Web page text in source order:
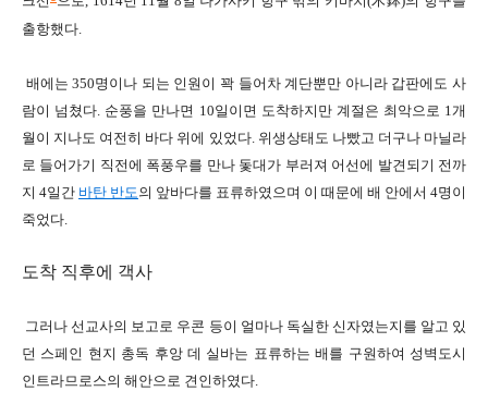
출항했다
배에는 350명이나 되는 인원이 꽉 들어차 계단뿐만 아니라 갑판에도 사
람이 넘쳤다 순풍을 만나면 10일이면 도착하지만 계절은 최악으로 1 개
월이 지나도 여전히 바다 위에 있었다. 위생상태도 나빴고 더구나 마닐라
로 들어가기 직전에 폭풍우를 만나 돛대가 부러져 어선에 발견되기 전까
지 4일간 바탄 반도 의 앞바다를 표류하였으며 이 때문에 배 안에서 4명이
죽었다
도착 직후에 객사
그러나 선교사의 보고로 우콘 등이 얼마나 독실한 신자였는지를 알고 있
던 스페인 현지 총독 후앙 데 실바는 표류하는 배를 구원하여 성벽도시
인트라므로스의 해안으로 견인하였다.